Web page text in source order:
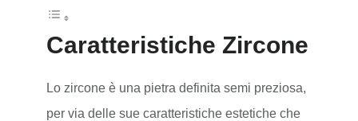
Caratteristiche Zircone
Lo zircone è una pietra definita semi preziosa,
per via delle sue caratteristiche estetiche che